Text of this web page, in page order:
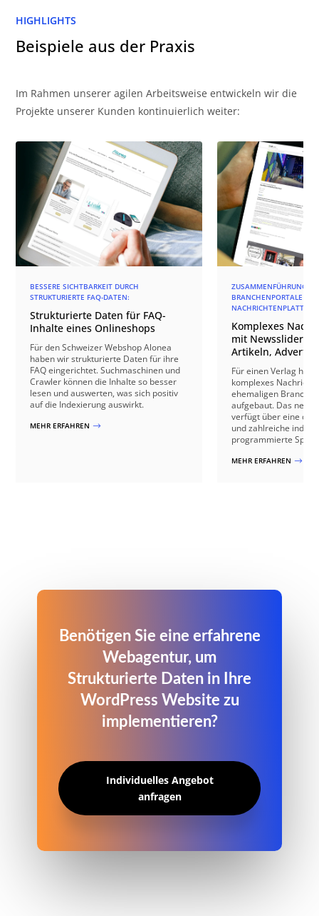
HIGHLIGHTS
Beispiele aus der Praxis
Im Rahmen unserer agilen Arbeitsweise entwickeln wir die
Projekte unserer Kunden kontinuierlich weiter:
BESSERE SICHTBARKEIT DURCH
STRUKTURIERTE FAQ-DATEN:
Strukturierte Daten für FAQ-
Inhalte eines Onlineshops
Für den Schweizer Webshop Alonea
haben wir strukturierte Daten für ihre
FAQ eingerichtet. Suchmaschinen und
Crawler können die Inhalte so besser
lesen und auswerten, was sich positiv
auf die Indexierung auswirkt.
MEHR ERFAHREN $
ZUSAMMENFÜHRUNG
BRANCHENPORTALE ZU
ACHRICHTENPLATTFORM
Komplexes
mit Newsslider,
Artikeln,
Für einen Verlag
komplexes
ehemaligen
aufgebaut. Das neue
verfügt über eine
und zahlreiche
programmierte
MEHR ERFAHREN $
Benötigen Sie eine erfahrene
Webagentur, um
Strukturierte Daten in Ihre
WordPress Website zu
implementieren?
Individuelles Angebot
anfragen